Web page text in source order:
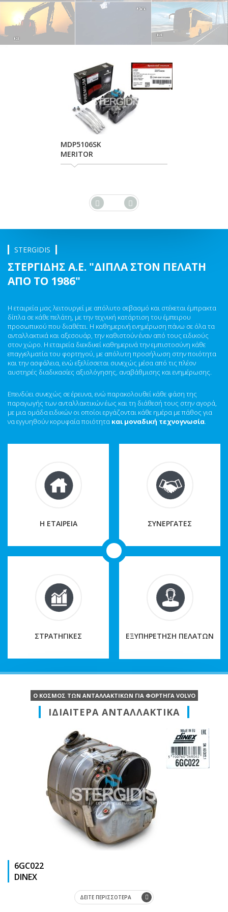
MDP5106SK
ΜΕRΙΤΟR
STERGIDIS
ΣΤΕΡΓΙΔΗΣ Α.Ε. "ΔΙΠΛΑ ΣΤΟΝ ΠΕΛΑΤΗ
ΑΠΟ ΤΟ 1986"
H εταιρεία μας λειτουργεί με απόλυτο σεβασμό και στέκεται έμπρακτα
δίπλα σε κάθε πελάτη, με την τεχνική κατάρτιση του έμπειρου
προσωπικού που διαθέτει. Η καθημερινή ενημέρωση πάνω σε όλα τα
ανταλλακτικά και αξεσουάρ, την καθιστούν έναν από τους ειδικούς
στον χώρο. Η εταιρεία διεκδικεί καθημερινά την εμπιστοσύνη κάθε
επαγγελματία του φορτηγού, με απόλυτη προσήλωση στην ποιότητα
και την ασφάλεια, ενώ εξελίσσεται συνεχώς μέσα από τις πλέον
αυστηρές διαδικασίες αξιολόγησης, αναβάθμισης και ενημέρωσης.
Επενδύει συνεχώς σε έρευνα, ενώ παρακολουθεί κάθε φάση της
παραγωγής των ανταλλακτικών έως και τη διάθεσή τους στην αγορά,
με μια ομάδα ειδικών οι οποίοι εργάζονται κάθε ημέρα με πάθος για
να εγγυηθούν κορυφαία ποιότητα και μοναδική τεχνογνωσία.
Η ΕΤΑΙΡΕΙΑ ΣΥΝΕΡΓΑΤΕΣ
ΣΤΡΑΤΗΓΙΚΕΣ ΕΞΥΠΗΡΕΤΗΣΗ ΠΕΛΑΤΩΝ
Ο ΚΟΣΜΟΣ ΤΩΝ ΑΝΤΑΛΛΑΚΤΙΚΩΝ ΓΙΑ ΦΟΡΤΗΓΑ VOLVO
ΙΔΙΑΙΤΕΡΑ ΑΝΤΑΛΛΑΚΤΙΚΑ
6GC022
DΙΝΕΧ
ΔΕΙΤΕ ΠΕΡΙΣΣΟΤΕΡΑ